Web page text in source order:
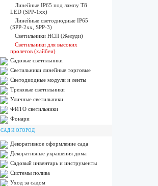
Линейные IP65 под лампу T8
LED (SPP-1xx)
Линейные светодиодные IP65
(SPP-2xx, SPP-3)
Светильники НСП (Желуди)
Светильники для высоких
пролетов (хайбеи)
Садовые светильники
Светильники линейные торговые
Светодиодные модули и ленты
Трековые светильники
Уличные светильники
ФИТО светильники
Фонари
САД И ОГОРОД
Декоративное оформление сада
Декоративные украшения дома
Садовый инвентарь и инструменты
Системы полива
Уход за садом